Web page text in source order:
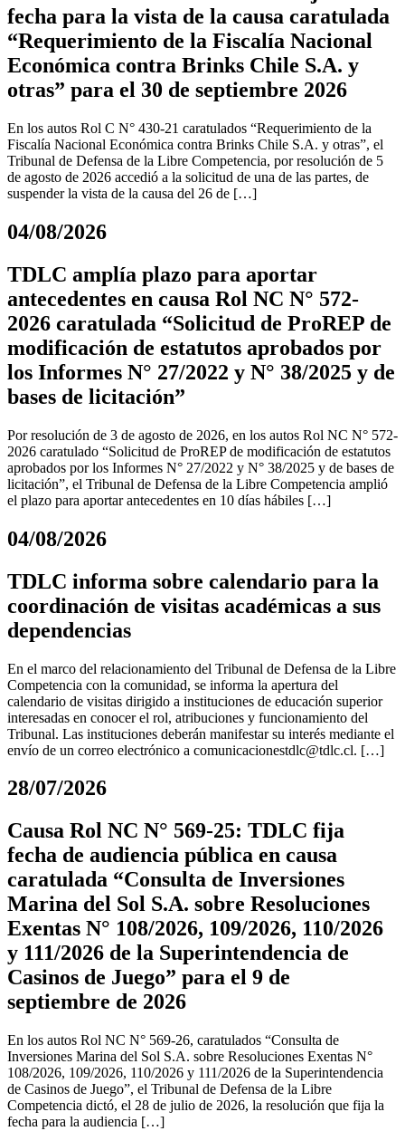
fecha para la vista de la causa caratulada
“Requerimiento de la Fiscalía Nacional
Económica contra Brinks Chile S.A. y
otras” para el 30 de septiembre 2026
En los autos Rol C N° 430-21 caratulados “Requerimiento de la
Fiscalía Nacional Económica contra Brinks Chile S.A. y otras”, el
Tribunal de Defensa de la Libre Competencia, por resolución de 5
de agosto de 2026 accedió a la solicitud de una de las partes, de
suspender la vista de la causa del 26 de […]
04/08/2026
TDLC amplía plazo para aportar
antecedentes en causa Rol NC N° 572-
2026 caratulada “Solicitud de ProREP de
modificación de estatutos aprobados por
los Informes N° 27/2022 y N° 38/2025 y de
bases de licitación”
Por resolución de 3 de agosto de 2026, en los autos Rol NC N° 572-
2026 caratulado “Solicitud de ProREP de modificación de estatutos
aprobados por los Informes N° 27/2022 y N° 38/2025 y de bases de
licitación”, el Tribunal de Defensa de la Libre Competencia amplió
el plazo para aportar antecedentes en 10 días hábiles […]
04/08/2026
TDLC informa sobre calendario para la
coordinación de visitas académicas a sus
dependencias
En el marco del relacionamiento del Tribunal de Defensa de la Libre
Competencia con la comunidad, se informa la apertura del
calendario de visitas dirigido a instituciones de educación superior
interesadas en conocer el rol, atribuciones y funcionamiento del
Tribunal. Las instituciones deberán manifestar su interés mediante el
envío de un correo electrónico a comunicacionestdlc@tdlc.cl. […]
28/07/2026
Causa Rol NC N° 569-25: TDLC fija
fecha de audiencia pública en causa
caratulada “Consulta de Inversiones
Marina del Sol S.A. sobre Resoluciones
Exentas N° 108/2026, 109/2026, 110/2026
y 111/2026 de la Superintendencia de
Casinos de Juego” para el 9 de
septiembre de 2026
En los autos Rol NC N° 569-26, caratulados “Consulta de
Inversiones Marina del Sol S.A. sobre Resoluciones Exentas N°
108/2026, 109/2026, 110/2026 y 111/2026 de la Superintendencia
de Casinos de Juego”, el Tribunal de Defensa de la Libre
Competencia dictó, el 28 de julio de 2026, la resolución que fija la
fecha para la audiencia […]